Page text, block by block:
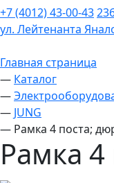
+7 (4012) 43-00-43
ул. Лейтенанта
Главная страница
— Каталог
—
— JUNG
— Рамка 4 поста;
Рамка